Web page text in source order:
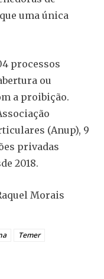
uma única
processos
ou
a proibição.
(Anup), 9
privadas
2018.
Morais
Temer